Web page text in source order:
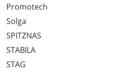
Promotech
Solga
SPITZNAS
STABILA
STAG